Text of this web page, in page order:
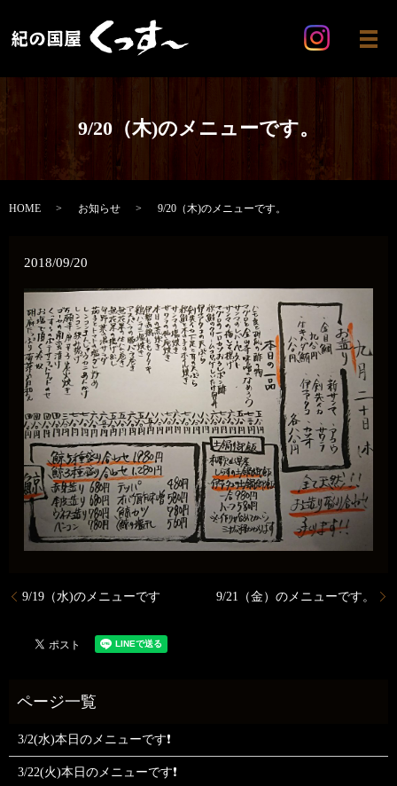
メ
9/20（木)のメニューです。
HOME お知らせ 9/20（木)のメニューです。
2018/09/20
9/19（水)のメニューです 9/21（金）のメニューです。
3/2(水)本日のメニューです❗
3/22(火)本日のメニューです❗